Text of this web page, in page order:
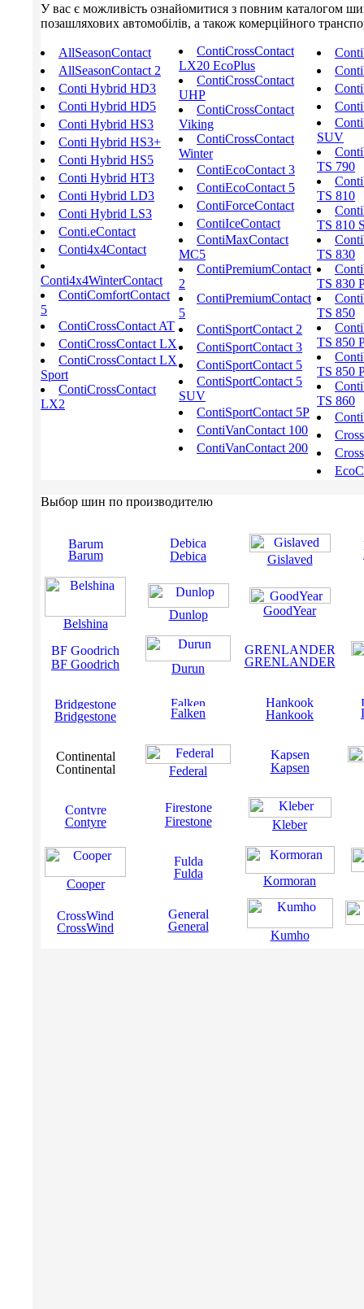
У вас є можливість ознайомитися з повним каталогом
позашляхових автомобілів, а також комерційного
AllSeasonContact
AllSeasonContact 2
Conti Hybrid HD3
Conti Hybrid HD5
Conti Hybrid HS3
Conti Hybrid HS3+
Conti Hybrid HS5
Conti Hybrid HT3
Conti Hybrid LD3
Conti Hybrid LS3
Conti.eContact
Conti4x4Contact
Conti4x4WinterContact
ContiComfortContact
5
ContiCrossContact AT
ContiCrossContact LX
ContiCrossContact LX
Sport
ContiCrossContact
LX2
ContiCrossContact
LX20 EcoPlus
ContiCrossContact
UHP
ContiCrossContact
Viking
ContiCrossContact
Winter
ContiEcoContact 3
ContiEcoContact 5
ContiForceContact
ContiIceContact
ContiMaxContact
MC5
ContiPremiumContact
2
ContiPremiumContact
5
ContiSportContact 2
ContiSportContact 3
ContiSportContact 5
ContiSportContact 5
SUV
ContiSportContact 5P
ContiVanContact 100
ContiVanContact 200
SUV
TS 790
TS 810
TS 810
TS 830
TS 830
TS 850
TS 850
TS 850
TS 860
Выбор шин по производителю
Barum
Belshina
BF Goodrich
Bridgestone
Continental
Contyre
Cooper
CrossWind
Debica
Dunlop
Durun
Falken
Federal
Firestone
Fulda
General
Gislaved
GoodYear
GRENLANDER
Hankook
Kapsen
Kleber
Kormoran
Kumho